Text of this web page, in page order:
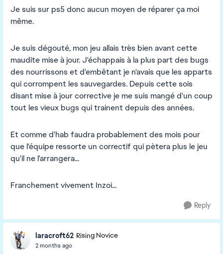
Je suis sur ps5 donc aucun moyen de réparer ça moi
même.
Je suis dégouté, mon jeu allais très bien avant cette
maudite mise à jour. J'échappais à la plus part des bugs
des nourrissons et d'embêtant je n'avais que les apparts
qui corrompent les sauvegardes. Depuis cette sois
disant mise à jour corrective je me suis mangé d'un coup
tout les vieux bugs qui trainent depuis des années.
Et comme d'hab faudra probablement des mois pour
que l'équipe ressorte un correctif qui pètera plus le jeu
qu'il ne l'arrangera...
Franchement vivement Inzoi...
Reply
laracroft62 Rising Novice
2 months ago